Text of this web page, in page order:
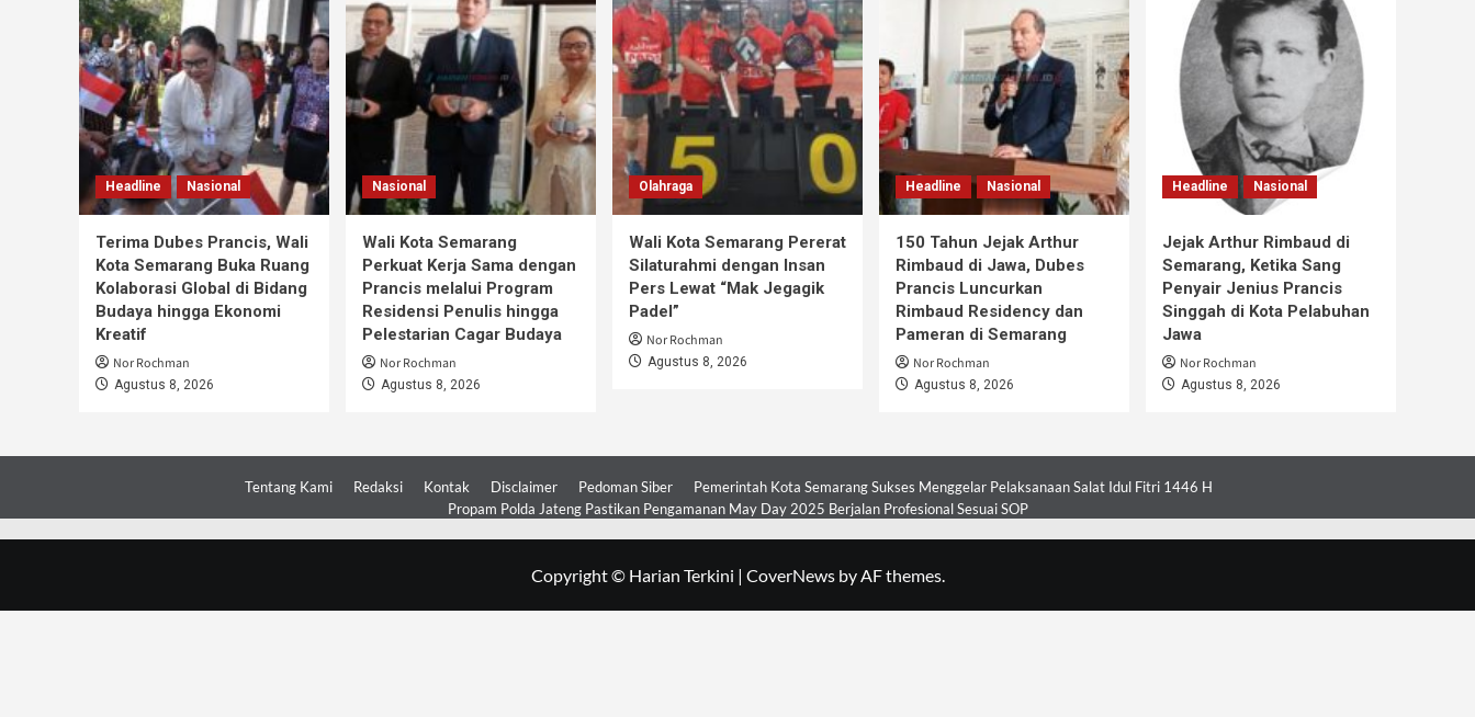
Headline Nasional
Terima Dubes Prancis, Wali
Kota Semarang Buka Ruang
Kolaborasi Global di Bidang
Budaya hingga Ekonomi
Kreatif
Nor Rochman
Agustus 8, 2026
Nasional
Wali Kota Semarang
Perkuat Kerja Sama dengan
Prancis melalui Program
Residensi Penulis hingga
Pelestarian Cagar Budaya
Nor Rochman
Agustus 8, 2026
Olahraga
Wali Kota Semarang Pererat
Silaturahmi dengan Insan
Pers Lewat “Mak Jegagik
Padel”
Nor Rochman
Agustus 8, 2026
Headline Nasional
150 Tahun Jejak Arthur
Rimbaud di Jawa, Dubes
Prancis Luncurkan
Rimbaud Residency dan
Pameran di Semarang
Nor Rochman
Agustus 8, 2026
Headline Nasional
Jejak Arthur Rimbaud di
Semarang, Ketika Sang
Penyair Jenius Prancis
Singgah di Kota Pelabuhan
Jawa
Nor Rochman
Agustus 8, 2026
Tentang Kami Redaksi Kontak Disclaimer Pedoman Siber
Pemerintah Kota Semarang Sukses Menggelar Pelaksanaan Salat Idul Fitri 1446 H
Propam Polda Jateng Pastikan Pengamanan May Day 2025 Berjalan Profesional Sesuai SOP
Copyright © Harian Terkini | CoverNewsby AF themes.